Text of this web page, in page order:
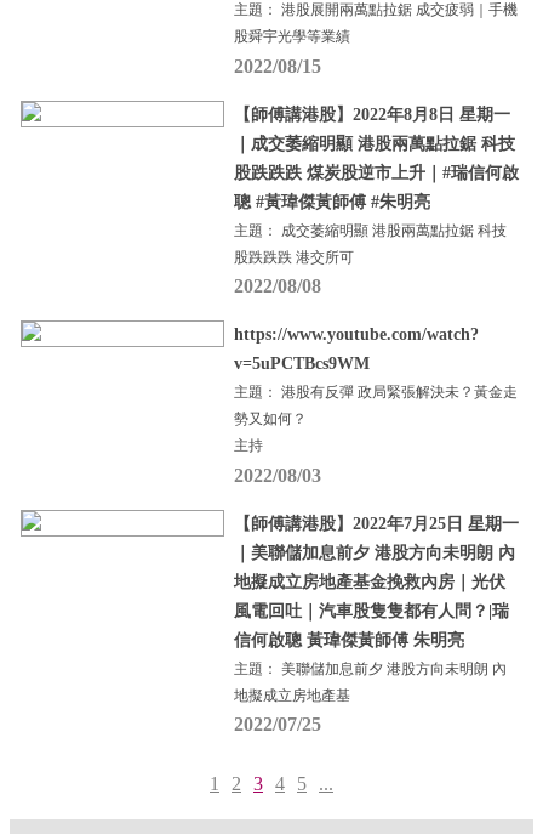
主題： 港股展開兩萬點拉鋸 成交疲弱｜手機
股舜宇光學等業績
2022/08/15
【師傅講港股】2022年8月8日 星期一
｜成交萎縮明顯 港股兩萬點拉鋸 科技
股跌跌跌 煤炭股逆市上升｜#瑞信何啟
聰 #黃瑋傑黃師傅 #朱明亮
主題： 成交萎縮明顯 港股兩萬點拉鋸 科技
股跌跌跌 港交所可
2022/08/08
https://www.youtube.com/watch?
v=5uPCTBcs9WM
主題： 港股有反彈 政局緊張解決未？黃金走
勢又如何？
主持
2022/08/03
【師傅講港股】2022年7月25日 星期一
｜美聯儲加息前夕 港股方向未明朗 內
地擬成立房地產基金挽救內房｜光伏
風電回吐｜汽車股隻隻都有人問？|瑞
信何啟聰 黃瑋傑黃師傅 朱明亮
主題： 美聯儲加息前夕 港股方向未明朗 內
地擬成立房地產基
2022/07/25
1 2 3 4 5 ...